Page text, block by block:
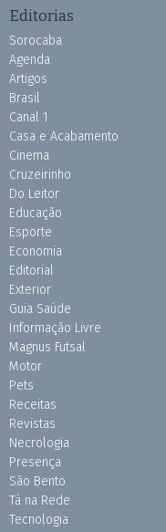
Editorias
Sorocaba
Agenda
Artigos
Brasil
Canal 1
Casa e Acabamento
Cinema
Cruzeirinho
Do Leitor
Educação
Esporte
Economia
Editorial
Exterior
Guia Saúde
Informação Livre
Magnus Futsal
Motor
Pets
Receitas
Revistas
Necrologia
Presença
São Bento
Tá na Rede
Tecnologia